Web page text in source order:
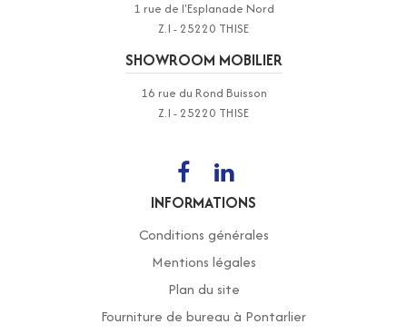
1 rue de l'Esplanade Nord
Z.I - 25220 THISE
SHOWROOM MOBILIER
16 rue du Rond Buisson
Z.I - 25220 THISE
INFORMATIONS
Conditions générales
Mentions légales
Plan du site
Fourniture de bureau à Pontarlier